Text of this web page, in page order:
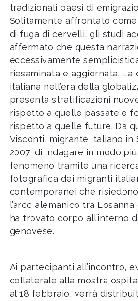
tradizionali paesi di
Solitamente affrontato
di fuga di cervelli, gli studi
affermato che questa
eccessivamente
riesaminata e aggiornata. La
italiana nell’era della
presenta stratificazioni
rispetto a quelle passate e
rispetto a quelle future. Da
Visconti, migrante italiano in
2007, di indagare in modo
fenomeno tramite una
fotografica dei migranti
contemporanei che risiedono
l’arco alemanico tra
ha trovato corpo all’interno
genovese.
Ai partecipanti all’incontro,
collaterale alla mostra
al 18 febbraio, verrà